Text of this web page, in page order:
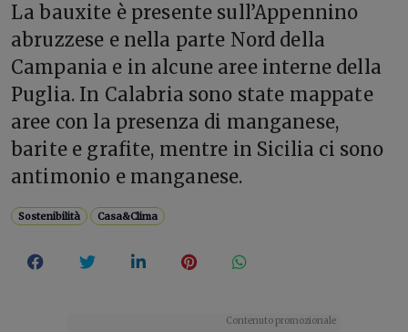
La bauxite è presente sull’Appennino
abruzzese e nella parte Nord della
Campania e in alcune aree interne della
Puglia. In Calabria sono state mappate
aree con la presenza di manganese,
barite e grafite, mentre in Sicilia ci sono
antimonio e manganese.
Sostenibilità Casa&Clima